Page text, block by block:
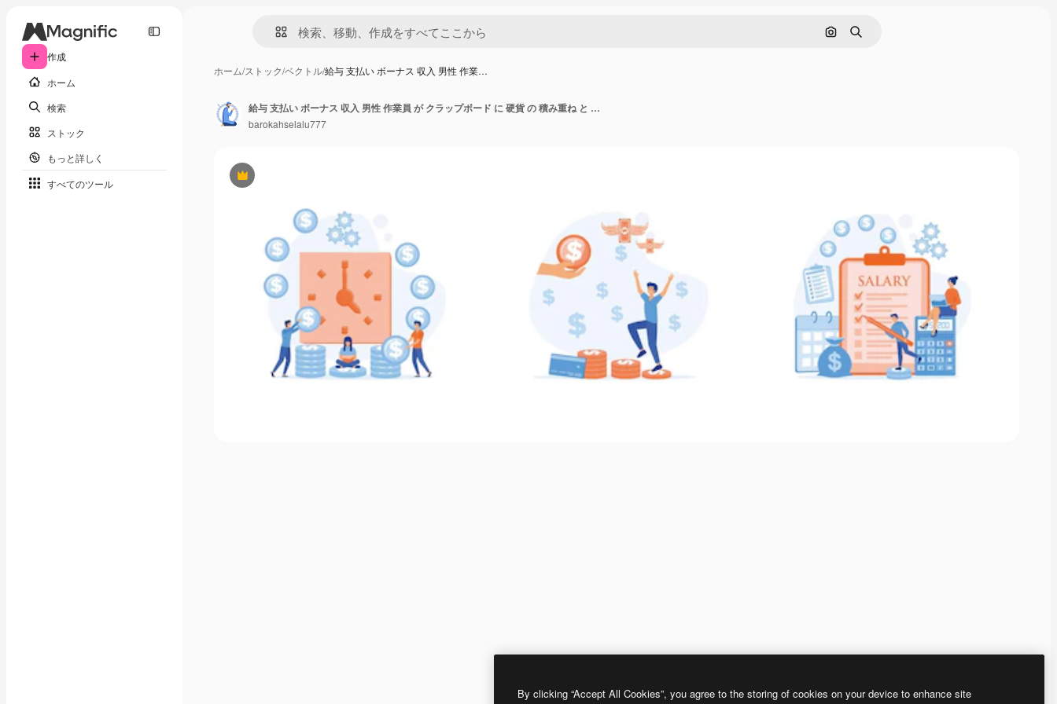
作成
ホーム
検索
ストック
もっと詳しく
すべてのツール
画像で検索
検索
ホーム/ストック/ベクトル/給与 支払い ボーナス 収入 男性 作業…
Premium
給与 支払い ボーナス 収入 男性 作業員 が クラップボード に 硬貨 の 積み重ね と カルキュレーター を 持っ て 立っ て いる
barokahselalu777
By clicking “Accept All Cookies”, you agree to the storing of cookies on your device to enhance site